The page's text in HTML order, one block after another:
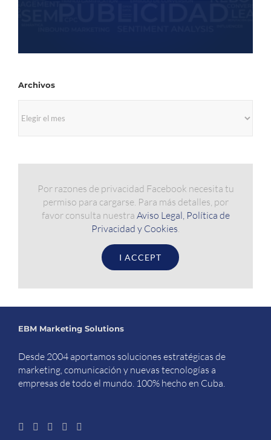
Archivos
Por razones de privacidad Facebook necesita tu
permiso para cargarse. Para más detalles, por
favor consulta nuestra Aviso Legal, Política de
Privacidad y Cookies
I ACCEPT
EBM Marketing Solutions
Desde 2004 aportamos soluciones estratégicas de
marketing, comunicación y nuevas tecnologías a
empresas de todo el mundo. 100% hecho en Cuba.